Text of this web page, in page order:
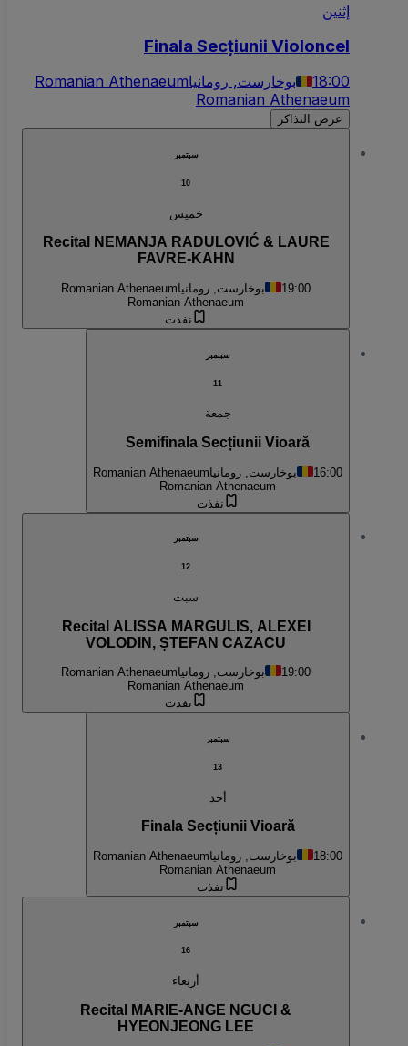
إثنين
Finala Secțiunii Violoncel
18:00 بوخارست, رومانياRomanian Athenaeum
Romanian Athenaeum
عرض التذاكر
سبتمبر
خميس
Recital NEMANJA RADULOVIĆ & LAURE
FAVRE-KAHN
19:00 بوخارست, رومانيا Romanian Athenaeum
Romanian Athenaeum
نفذت
سبتمبر
جمعة
Semifinala Secțiunii Vioară
16:00 بوخارست, رومانياRomanian Athenaeum
Romanian Athenaeum
نفذت
سبتمبر
سبت
Recital ALISSA MARGULIS, ALEXEI
VOLODIN, ȘTEFAN CAZACU
19:00 بوخارست, رومانياRomanian Athenaeum
Romanian Athenaeum
نفذت
سبتمبر
أحد
Finala Secțiunii Vioară
18:00 بوخارست, رومانيا Romanian Athenaeum
Romanian Athenaeum
نفذت
سبتمبر
أربعاء
Recital MARIE-ANGE NGUCI &
HYEONJEONG LEE